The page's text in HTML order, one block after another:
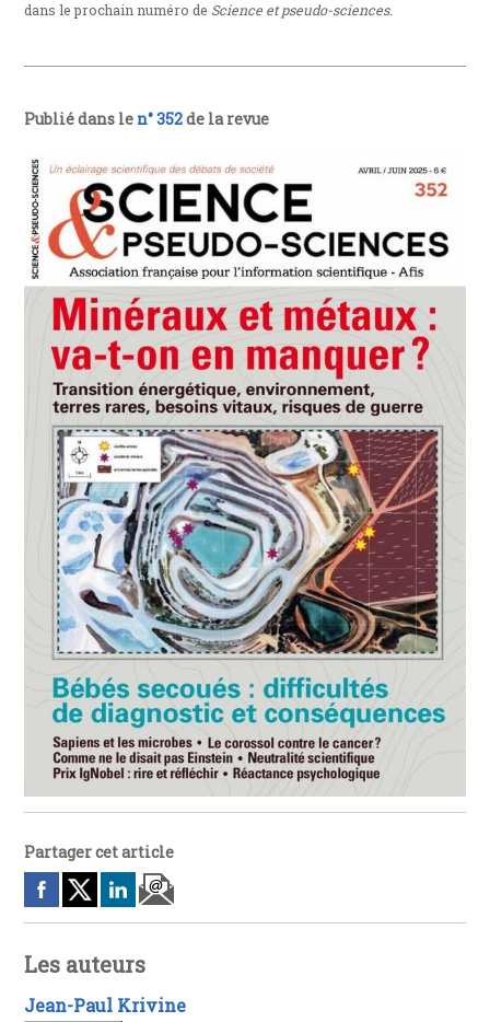
dans le prochain numéro de Science et pseudo-sciences.
Publié dans le n° 352de la revue
Partager cet article
Les auteurs
Jean-Paul Krivine